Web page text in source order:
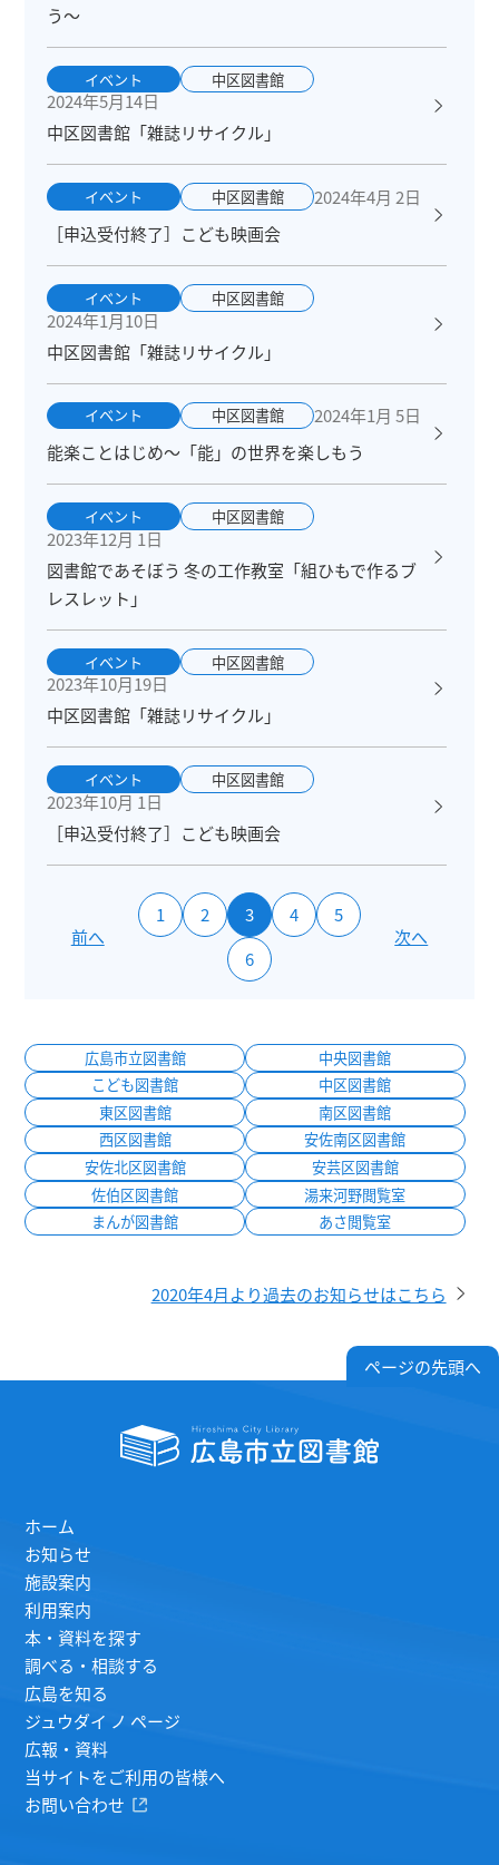
う～
イベント 中区図書館
2024年5月14日
中区図書館「雑誌リサイクル」
イベント 中区図書館
2024年4月 2日
［申込受付終了］こども映画会
イベント 中区図書館
2024年1月10日
中区図書館「雑誌リサイクル」
イベント 中区図書館
2024年1月 5日
能楽ことはじめ～「能」の世界を楽しもう
イベント 中区図書館
2023年12月 1日
図書館であそぼう 冬の工作教室「組ひもで作るブ
レスレット」
イベント 中区図書館
2023年10月19日
中区図書館「雑誌リサイクル」
イベント 中区図書館
2023年10月 1日
［申込受付終了］こども映画会
前へ
1 2 3 4
5
6
次へ
広島市立図書館
中央図書館
こども図書館
中区図書館
東区図書館
南区図書館
西区図書館
安佐南区図書館
安佐北区図書館
安芸区図書館
佐伯区図書館
湯来河野閲覧室
まんが図書館
あさ閲覧室
2020年4月より過去のお知らせはこちら
ページの先頭へ
ホーム
お知らせ
施設案内
利用案内
本・資料を探す
調べる・相談する
広島を知る
ジュウダイ ノ ページ
広報・資料
当サイトをご利用の皆様へ
お問い合わせ